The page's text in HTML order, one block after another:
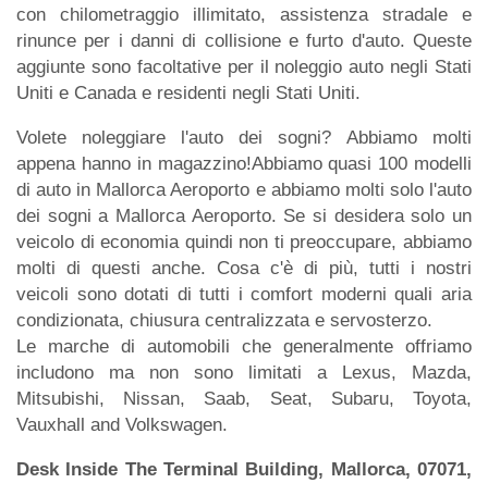
con chilometraggio illimitato, assistenza stradale e
rinunce per i danni di collisione e furto d'auto. Queste
aggiunte sono facoltative per il noleggio auto negli Stati
Uniti e Canada e residenti negli Stati Uniti.
Volete noleggiare l'auto dei sogni? Abbiamo molti
appena hanno in magazzino!Abbiamo quasi 100 modelli
di auto in Mallorca Aeroporto e abbiamo molti solo l'auto
dei sogni a Mallorca Aeroporto. Se si desidera solo un
veicolo di economia quindi non ti preoccupare, abbiamo
molti di questi anche. Cosa c'è di più, tutti i nostri
veicoli sono dotati di tutti i comfort moderni quali aria
condizionata, chiusura centralizzata e servosterzo.
Le marche di automobili che generalmente offriamo
includono ma non sono limitati a Lexus, Mazda,
Mitsubishi, Nissan, Saab, Seat, Subaru, Toyota,
Vauxhall and Volkswagen.
Desk Inside The Terminal Building, Mallorca, 07071,